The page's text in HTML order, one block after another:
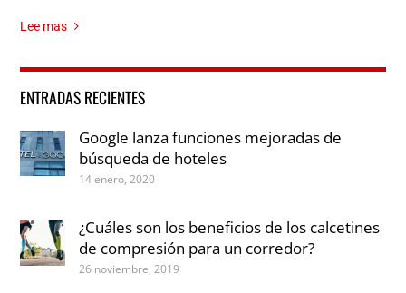
Lee mas
ENTRADAS RECIENTES
Google lanza funciones mejoradas de
búsqueda de hoteles
14 enero, 2020
¿Cuáles son los beneficios de los calcetines
de compresión para un corredor?
26 noviembre, 2019